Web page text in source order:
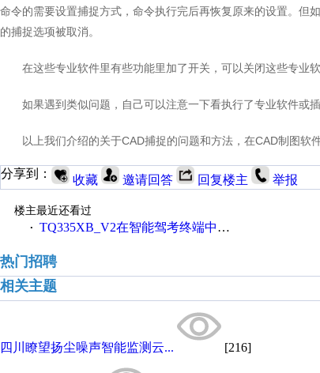
命令的需要设置捕捉方式，命令执行完后再恢复原来的设置。但
的捕捉选项被取消。
在这些专业软件里有些功能里加了开关，可以关闭这些专业软
如果遇到类似问题，自己可以注意一下看执行了专业软件或
以上我们介绍的关于CAD捕捉的问题和方法，在CAD制图软
分享到： 收藏 邀请回答 回复楼主 举报
楼主最近还看过
· TQ335XB_V2在智能驾考终端中的应用
热门招聘
相关主题
四川瞭望扬尘噪声智能监测云... [216]